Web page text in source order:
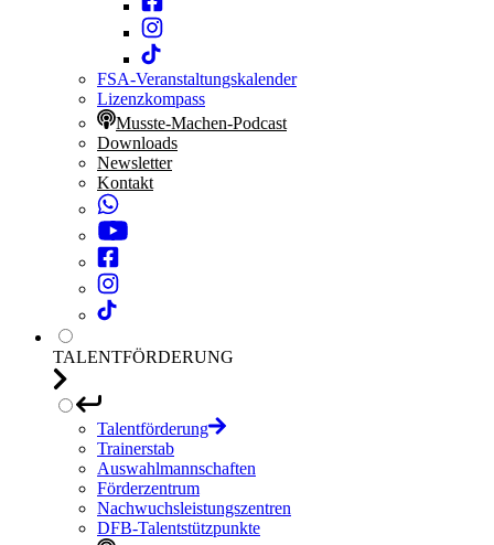
FSA-Veranstaltungskalender
Lizenzkompass
Musste-Machen-Podcast
Downloads
Newsletter
Kontakt
TALENTFÖRDERUNG
Talentförderung
Trainerstab
Auswahlmannschaften
Förderzentrum
Nachwuchsleistungszentren
DFB-Talentstützpunkte